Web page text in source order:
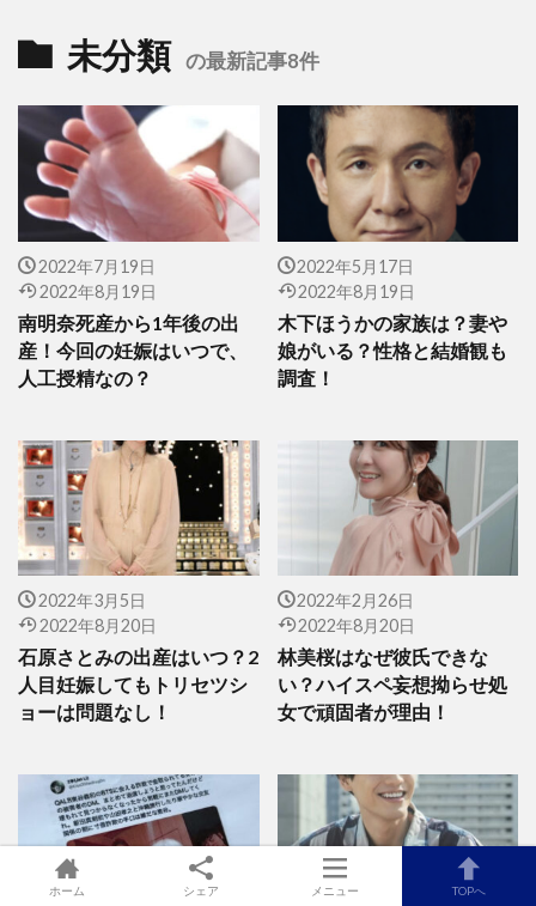
未分類 の最新記事8件
2022年7月19日
2022年8月19日
南明奈死産から1年後の出
産！今回の妊娠はいつで、
人工授精なの？
2022年5月17日
2022年8月19日
木下ほうかの家族は？妻や
娘がいる？性格と結婚観も
調査！
2022年3月5日
2022年8月20日
石原さとみの出産はいつ？2
人目妊娠してもトリセツシ
ョーは問題なし！
2022年2月26日
2022年8月20日
林美桜はなぜ彼氏できな
い？ハイスペ妄想拗らせ処
女で頑固者が理由！
ホーム シェア メニュー TOPへ